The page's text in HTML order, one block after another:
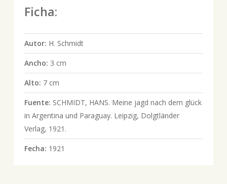
Ficha:
Autor: H. Schmidt
Ancho: 3 cm
Alto: 7 cm
Fuente: SCHMIDT, HANS. Meine jagd nach dem glück
in Argentina und Paraguay. Leipzig, Dolgtländer
Verlag, 1921.
Fecha: 1921